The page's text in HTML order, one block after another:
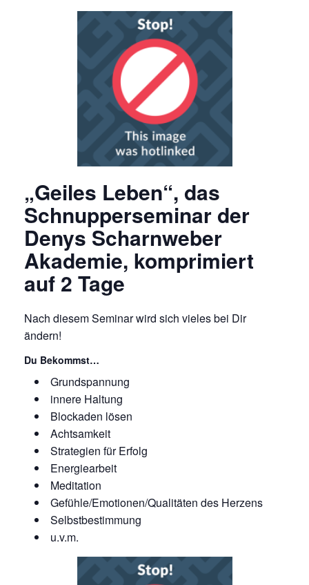
„Geiles Leben“, das
Schnupperseminar der
Denys Scharnweber
Akademie, komprimiert
auf 2 Tage
Nach diesem Seminar wird sich vieles bei Dir
ändern!
Du Bekommst…
Grundspannung
innere Haltung
Blockaden lösen
Achtsamkeit
Strategien für Erfolg
Energiearbeit
Meditation
Gefühle/Emotionen/Qualitäten des Herzens
Selbstbestimmung
u.v.m.